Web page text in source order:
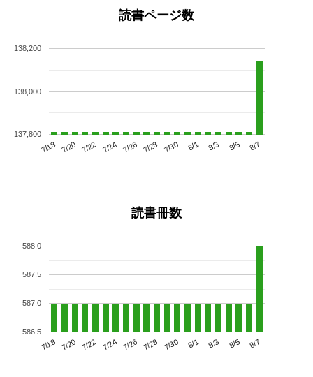
読書ページ数
7/18 7/20 7/22 7/24 7/26 7/28 7/30 8/1 8/3 8/5 8/7
137,800
138,000
138,200
読書冊数
7/18 7/20 7/22 7/24 7/26 7/28 7/30 8/1 8/3 8/5 8/7
586.5
587.0
587.5
588.0